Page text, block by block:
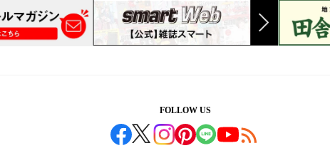
FOLLOW US